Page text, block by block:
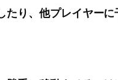
たり、他プレイヤー